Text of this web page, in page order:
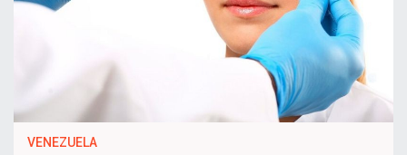
VENEZUELA